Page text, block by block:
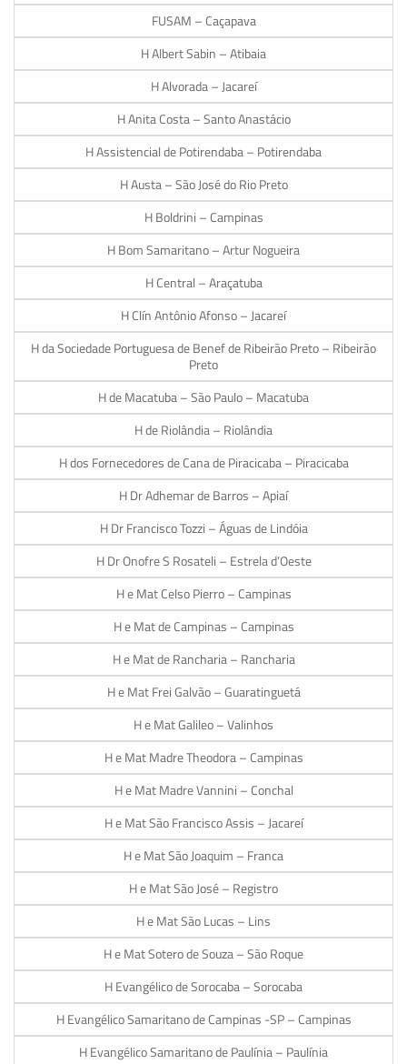
FUSAM – Caçapava
H Albert Sabin – Atibaia
H Alvorada – Jacareí
H Anita Costa – Santo Anastácio
H Assistencial de Potirendaba – Potirendaba
H Austa – São José do Rio Preto
H Boldrini – Campinas
H Bom Samaritano – Artur Nogueira
H Central – Araçatuba
H Clín Antônio Afonso – Jacareí
H da Sociedade Portuguesa de Benef de Ribeirão Preto – Ribeirão
Preto
H de Macatuba – São Paulo – Macatuba
H de Riolândia – Riolândia
H dos Fornecedores de Cana de Piracicaba – Piracicaba
H Dr Adhemar de Barros – Apiaí
H Dr Francisco Tozzi – Águas de Lindóia
H Dr Onofre S Rosateli – Estrela d’Oeste
H e Mat Celso Pierro – Campinas
H e Mat de Campinas – Campinas
H e Mat de Rancharia – Rancharia
H e Mat Frei Galvão – Guaratinguetá
H e Mat Galileo – Valinhos
H e Mat Madre Theodora – Campinas
H e Mat Madre Vannini – Conchal
H e Mat São Francisco Assis – Jacareí
H e Mat São Joaquim – Franca
H e Mat São José – Registro
H e Mat São Lucas – Lins
H e Mat Sotero de Souza – São Roque
H Evangélico de Sorocaba – Sorocaba
H Evangélico Samaritano de Campinas -SP – Campinas
H Evangélico Samaritano de Paulínia – Paulínia